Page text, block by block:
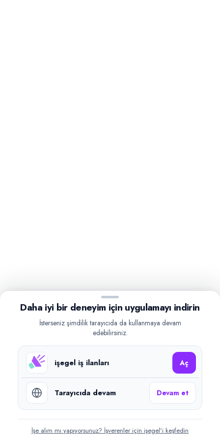
Daha iyi bir deneyim için uygulamayı indirin
İsterseniz şimdilik tarayıcıda da kullanmaya devam
edebilirsiniz.
işegel iş ilanları Aç
Tarayıcıda devam Devam et
İşe alım mı yapıyorsunuz? İşverenler için işegel'i keşfedin